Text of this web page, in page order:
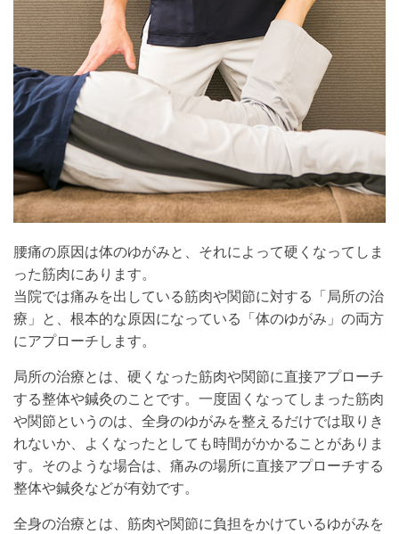
腰痛の原因は体のゆがみと、それによって硬くなってしま
った筋肉にあります。
当院では痛みを出している筋肉や関節に対する「局所の治
療」と、根本的な原因になっている「体のゆがみ」の両方
にアプローチします。
局所の治療とは、硬くなった筋肉や関節に直接アプローチ
する整体や鍼灸のことです。一度固くなってしまった筋肉
や関節というのは、全身のゆがみを整えるだけでは取りき
れないか、よくなったとしても時間がかかることがありま
す。そのような場合は、痛みの場所に直接アプローチする
整体や鍼灸などが有効です。
全身の治療とは、筋肉や関節に負担をかけているゆがみを